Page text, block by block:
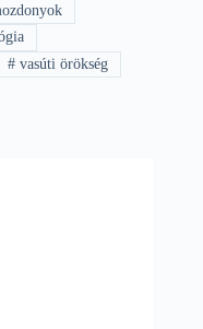
# vasúti örökség